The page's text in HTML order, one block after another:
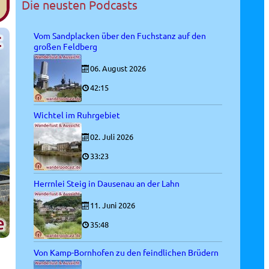
Die neusten Podcasts
Vom Sandplacken über den Fuchstanz auf den
großen Feldberg
06. August 2026
42:15
Wichtel im Ruhrgebiet
02. Juli 2026
33:23
Herrnlei Steig in Dausenau an der Lahn
11. Juni 2026
35:48
Von Kamp-Bornhofen zu den feindlichen Brüdern